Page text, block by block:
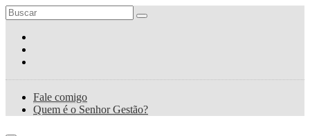
Fale comigo
Quem é o Senhor Gestão?